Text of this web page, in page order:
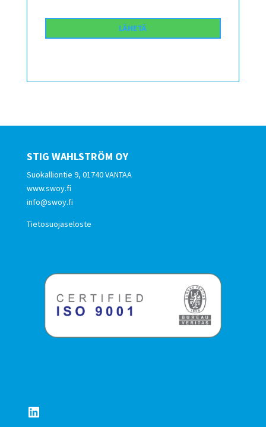
STIG WAHLSTRÖM OY
Suokalliontie 9, 01740 VANTAA
www.swoy.fi
info@swoy.fi
Tietosuojaseloste
LinkedIn